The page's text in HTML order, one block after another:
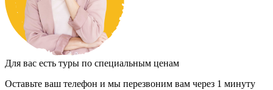
Для вас есть туры по специальным ценам
Оставьте ваш телефон и мы перезвоним вам через 1 минуту